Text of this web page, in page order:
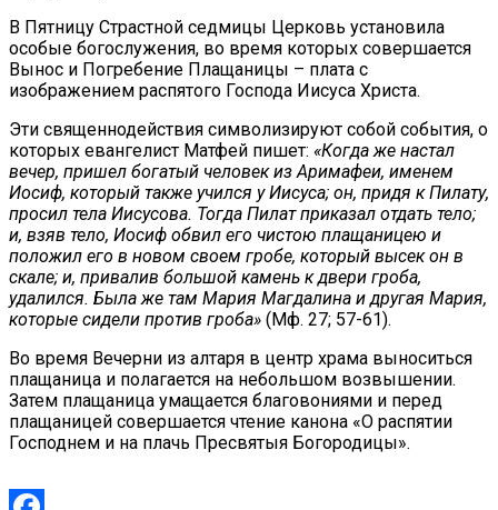
В Пятницу Страстной седмицы Церковь установила
особые богослужения, во время которых совершается
Вынос и Погребение Плащаницы – плата с
изображением распятого Господа Иисуса Христа.
Эти священнодействия символизируют собой события, о
которых евангелист Матфей пишет: «Когда же настал
вечер, пришел богатый человек из Аримафеи, именем
Иосиф, который также учился у Иисуса; он, придя к Пилату,
просил тела Иисусова. Тогда Пилат приказал отдать тело;
и, взяв тело, Иосиф обвил его чистою плащаницею и
положил его в новом своем гробе, который высек он в
скале; и, привалив большой камень к двери гроба,
удалился. Была же там Мария Магдалина и другая Мария,
которые сидели против гроба» (Мф. 27; 57-61).
Во время Вечерни из алтаря в центр храма выноситься
плащаница и полагается на небольшом возвышении.
Затем плащаница умащается благовониями и перед
плащаницей совершается чтение канона «О распятии
Господнем и на плачь Пресвятыя Богородицы».